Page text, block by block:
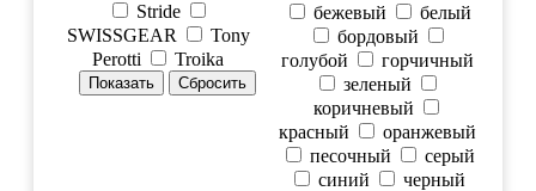
Stride
SWISSGEAR
Tony
Perotti
Troika
бежевый
белый
бордовый
голубой
горчичный
зеленый
коричневый
красный
оранжевый
песочный
серый
синий
черный